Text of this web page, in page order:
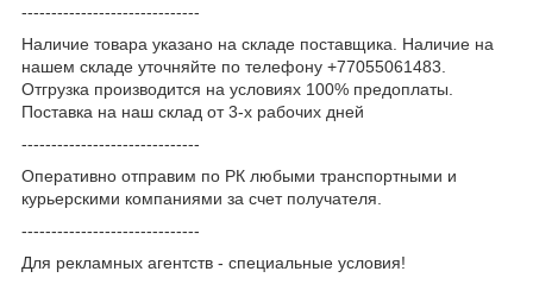
------------------------------
Наличие товара указано на складе поставщика. Наличие на
нашем складе уточняйте по телефону +77055061483.
Отгрузка производится на условиях 100% предоплаты.
Поставка на наш склад от 3-x рабочих дней
------------------------------
Оперативно отправим по РК любыми транспортными и
курьерскими компаниями за счет получателя.
------------------------------
Для рекламных агентств - специальные условия!